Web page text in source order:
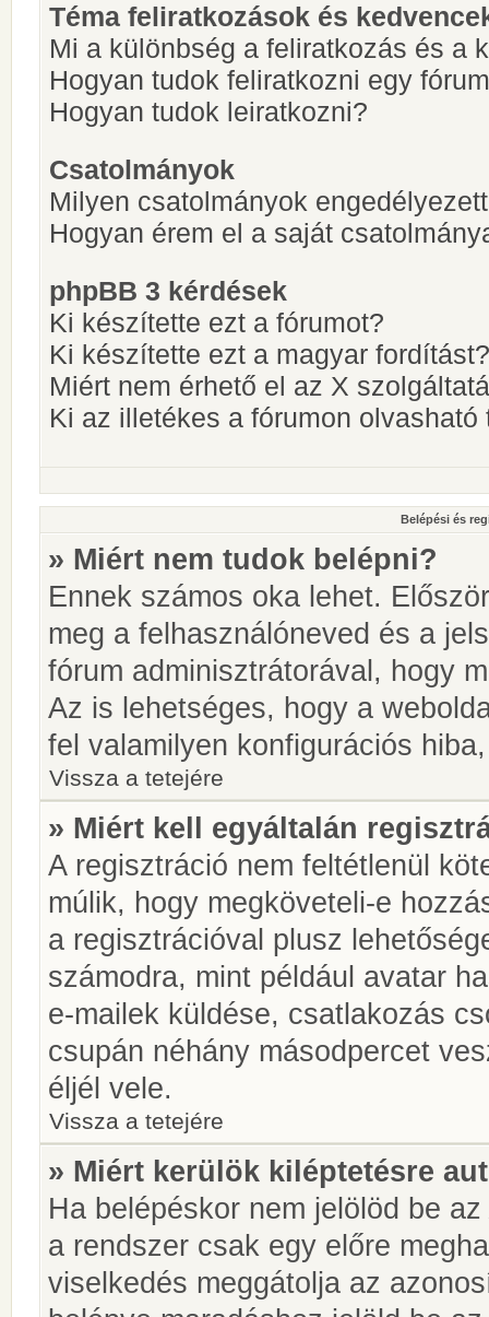
Téma feliratkozások és
Mi a különbség a feliratkozás és a
Hogyan tudok feliratkozni egy
Hogyan tudok leiratkozni?
Csatolmányok
Milyen csatolmányok
Hogyan érem el a saját
phpBB 3 kérdések
Ki készítette ezt a fórumot?
Ki készítette ezt a magyar fordítást?
Miért nem érhető el az X
Ki az illetékes a fórumon
Belépési és
» Miért nem tudok belépni?
Ennek számos oka lehet.
meg a felhasználóneved és a
fórum adminisztrátorával, hogy
Az is lehetséges, hogy a
fel valamilyen konfigurációs
Vissza a tetejére
» Miért kell egyáltalán
A regisztráció nem feltétlenül
múlik, hogy megköveteli-e
a regisztrációval plusz
számodra, mint például avatar
e-mailek küldése, csatlakozás
csupán néhány másodpercet
éljél vele.
Vissza a tetejére
» Miért kerülök kiléptetésre
Ha belépéskor nem jelölöd be az
a rendszer csak egy előre
viselkedés meggátolja az